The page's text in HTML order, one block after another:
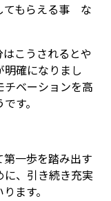
てもらえる事 な
こうされるとや
確になりまし
ベーションを高
す。
一歩を踏み出す
に、引き続き充実
ます。